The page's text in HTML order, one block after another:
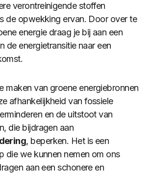
verontreinigende stoffen
de opwekking ervan. Door over te
energie draag je bij aan een
de energietransitie naar een
maken van groene energiebronnen
afhankelijkheid van fossiele
en de uitstoot van
die bijdragen aan
, beperken. Het is een
die we kunnen nemen om ons
aan een schonere en